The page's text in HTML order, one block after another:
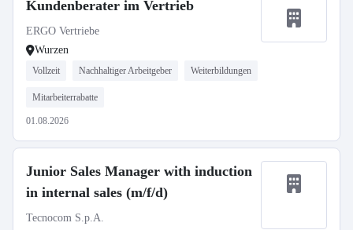
Kundenberater im Vertrieb
ERGO Vertriebe
Wurzen
Vollzeit Nachhaltiger Arbeitgeber Weiterbildungen
Mitarbeiterrabatte
01.08.2026
Junior Sales Manager with induction
in internal sales (m/f/d)
Tecnocom S.p.A.